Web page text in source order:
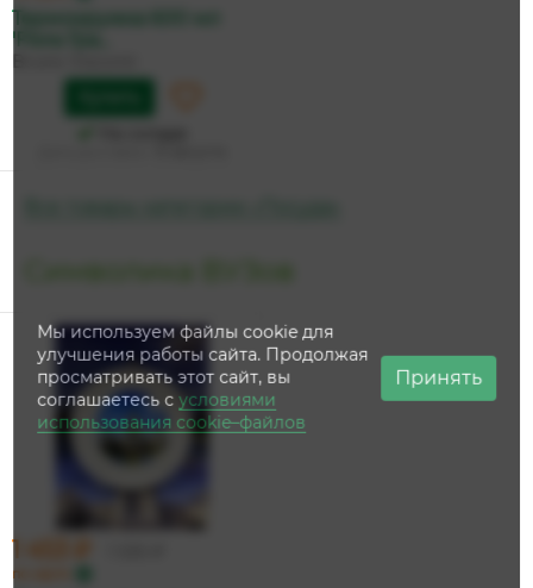
Термокружка 600 мл
'Flora Гра...
1 453 ₽
по карте
Мы используем файлы cookie для
улучшения работы сайта. Продолжая
просматривать этот сайт, вы
соглашаетесь сусловиями
использования cookie–файлов
Принять